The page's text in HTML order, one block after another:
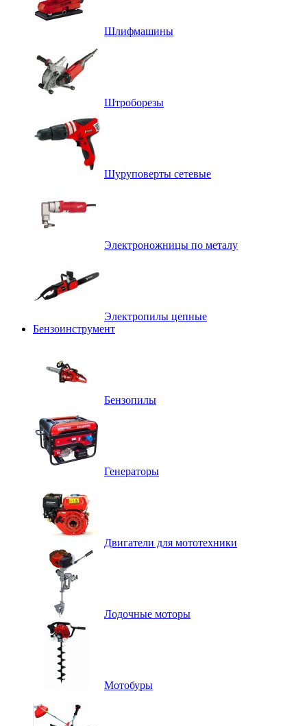
Шлифмашины
Штроборезы
Шуруповерты сетевые
Электроножницы по металу
Электропилы цепные
Бензоинструмент
Бензопилы
Генераторы
Двигатели для мототехники
Лодочные моторы
Мотобуры